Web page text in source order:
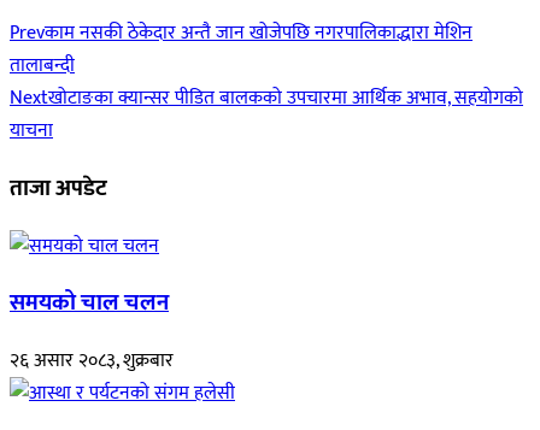
Prevकाम नसकी ठेकेदार अन्तै जान खोजेपछि नगरपालिकाद्धारा मेशिन
तालाबन्दी
Nextखोटाङका क्यान्सर पीडित बालकको उपचारमा आर्थिक अभाव, सहयोगको
याचना
ताजा अपडेट
समयको चाल चलन
२६ असार २०८३, शुक्रबार